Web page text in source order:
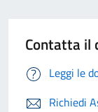
Contatta il
Leggi le
Richiedi